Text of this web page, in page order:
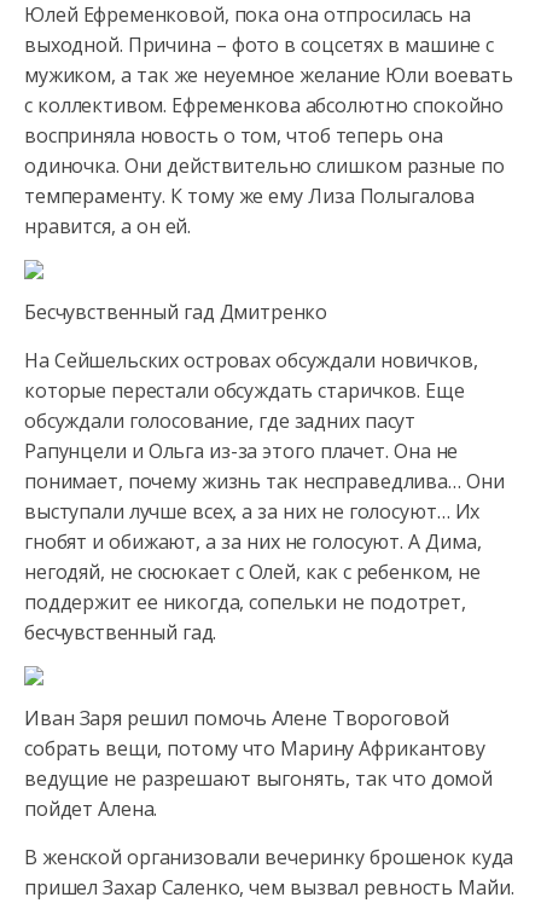
Юлей Ефременковой, пока она отпросилась на
выходной. Причина – фото в соцсетях в машине с
мужиком, а так же неуемное желание Юли воевать
с коллективом. Ефременкова абсолютно спокойно
восприняла новость о том, чтоб теперь она
одиночка. Они действительно слишком разные по
темпераменту. К тому же ему Лиза Полыгалова
нравится, а он ей.
Бесчувственный гад Дмитренко
На Сейшельских островах обсуждали новичков,
которые перестали обсуждать старичков. Еще
обсуждали голосование, где задних пасут
Рапунцели и Ольга из-за этого плачет. Она не
понимает, почему жизнь так несправедлива… Они
выступали лучше всех, а за них не голосуют… Их
гнобят и обижают, а за них не голосуют. А Дима,
негодяй, не сюсюкает с Олей, как с ребенком, не
поддержит ее никогда, сопельки не подотрет,
бесчувственный гад.
Иван Заря решил помочь Алене Твороговой
собрать вещи, потому что Марину Африкантову
ведущие не разрешают выгонять, так что домой
пойдет Алена.
В женской организовали вечеринку брошенок куда
пришел Захар Саленко, чем вызвал ревность Майи.